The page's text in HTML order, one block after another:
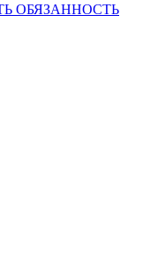
ОБЯЗАННОСТЬ